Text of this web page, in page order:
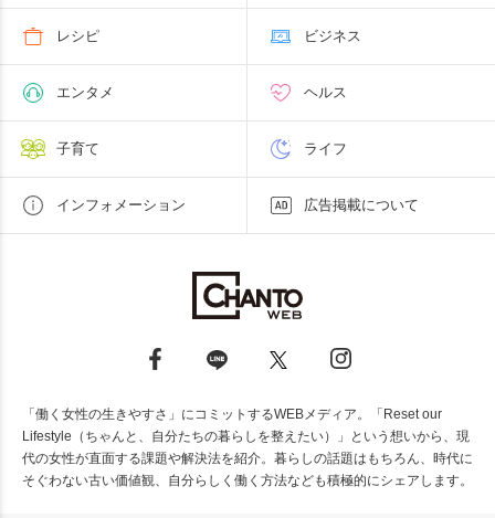
レシピ ビジネス
エンタメ ヘルス
子育て ライフ
インフォメーション 広告掲載について
「働く女性の生きやすさ」にコミットするWEBメディア。「Reset our
Lifestyle（ちゃんと、自分たちの暮らしを整えたい）」という想いから、現
代の女性が直面する課題や解決法を紹介。暮らしの話題はもちろん、時代に
そぐわない古い価値観、自分らしく働く方法なども積極的にシェアします。